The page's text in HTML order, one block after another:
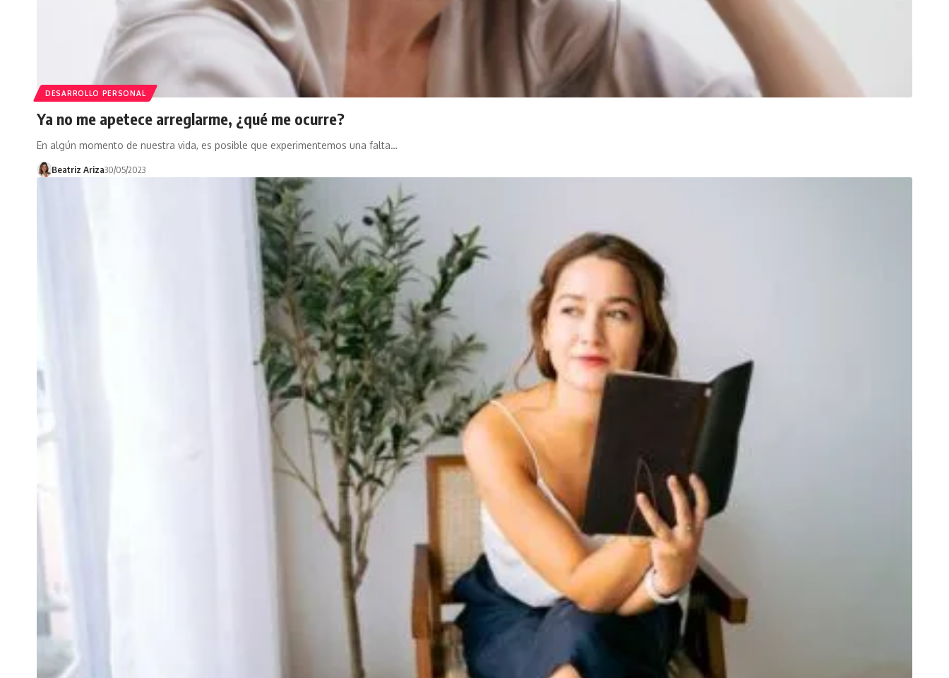
DESARROLLO PERSONAL
Ya no me apetece arreglarme, ¿qué me ocurre?
En algún momento de nuestra vida, es posible que experimentemos una falta…
Beatriz Ariza30/05/2023